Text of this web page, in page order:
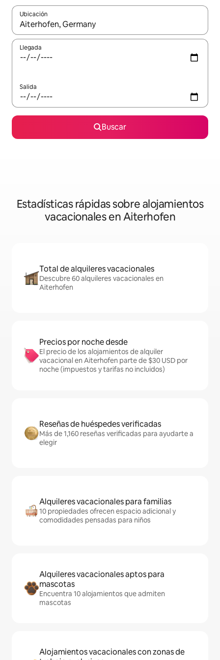
Ubicación
Cuando los resultados estén disponibles, navega con las
Llegada
Salida
Buscar
Estadísticas rápidas sobre alojamientos
vacacionales en Aiterhofen
Total de alquileres vacacionales
Descubre 60 alquileres vacacionales en
Aiterhofen
Precios por noche desde
El precio de los alojamientos de alquiler
vacacional en Aiterhofen parte de $30 USD por
noche (impuestos y tarifas no incluidos)
Reseñas de huéspedes verificadas
Más de 1,160 reseñas verificadas para ayudarte a
elegir
Alquileres vacacionales para familias
10 propiedades ofrecen espacio adicional y
comodidades pensadas para niños
Alquileres vacacionales aptos para
mascotas
Encuentra 10 alojamientos que admiten
mascotas
Alojamientos vacacionales con zonas de